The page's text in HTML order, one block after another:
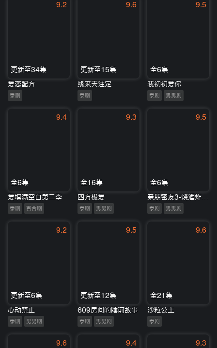
9.2
更新至34集
爱恋配方
泰剧
9.6
更新至15集
缘来天注定
泰剧
9.5
全6集
我初初爱你
泰剧 男男剧
9.4
全6集
爱填满空白第二季
泰剧 百合剧
9.3
全16集
四方极爱
泰剧 男男剧
9.5
全6集
泰剧 男男剧
9.2
更新至6集
心动禁止
泰剧 男男剧
9.5
更新至12集
609房间的睡前故事
泰剧 男男剧
9.6
全21集
沙粒公主
泰剧
9.6 9.4 9.3